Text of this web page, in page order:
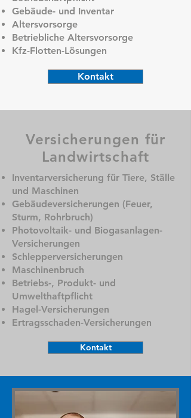
Gebäude- und Inventar
Altersvorsorge
Betriebliche Altersvorsorge
Kfz-Flotten-Lösungen
Kontakt
Versicherungen für
Landwirtschaft
Inventarversicherung für Tiere, Ställe
und Maschinen
Gebäudeversicherungen (Feuer,
Sturm, Rohrbruch)
Photovoltaik- und Biogasanlagen-
Versicherungen
Schlepperversicherungen
Maschinenbruch
Betriebs-, Produkt- und
Umwelthaftpflicht
Hagel-Versicherungen
Ertragsschaden-Versicherungen
Kontakt